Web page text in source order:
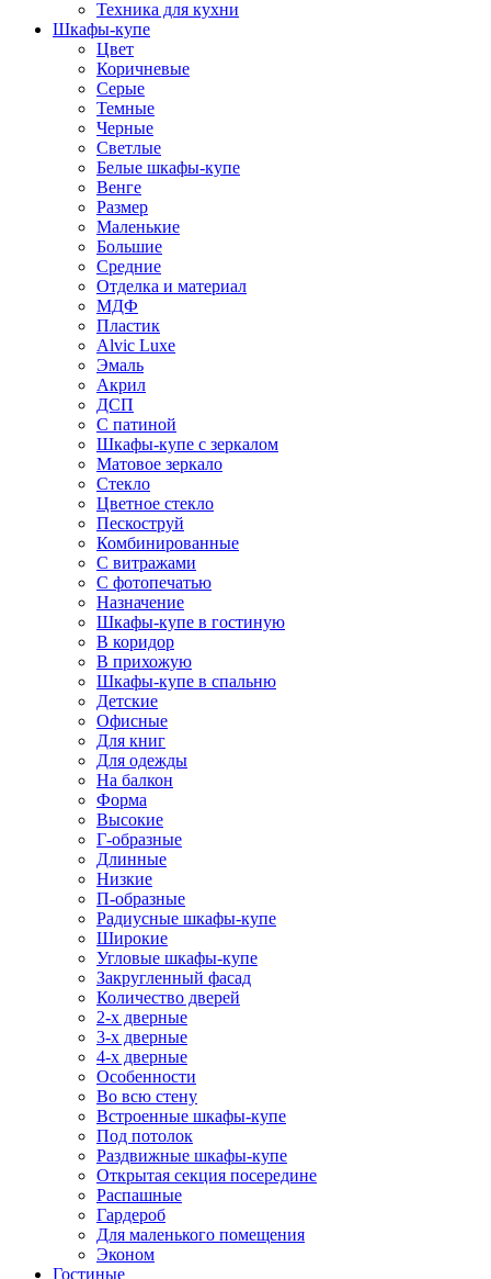
Техника для кухни
Шкафы-купе
Цвет
Коричневые
Серые
Темные
Черные
Светлые
Белые шкафы-купе
Венге
Размер
Маленькие
Большие
Средние
Отделка и материал
МДФ
Пластик
Alvic Luxe
Эмаль
Акрил
ДСП
С патиной
Шкафы-купе с зеркалом
Матовое зеркало
Стекло
Цветное стекло
Пескоструй
Комбинированные
С витражами
С фотопечатью
Назначение
Шкафы-купе в гостиную
В коридор
В прихожую
Шкафы-купе в спальню
Детские
Офисные
Для книг
Для одежды
На балкон
Форма
Высокие
Г-образные
Длинные
Низкие
П-образные
Радиусные шкафы-купе
Широкие
Угловые шкафы-купе
Закругленный фасад
Количество дверей
2-х дверные
3-х дверные
4-х дверные
Особенности
Во всю стену
Встроенные шкафы-купе
Под потолок
Раздвижные шкафы-купе
Открытая секция посередине
Распашные
Гардероб
Для маленького помещения
Эконом
Гостиные